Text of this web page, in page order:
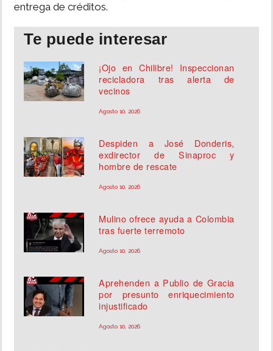
entrega de créditos.
Te puede interesar
¡Ojo en Chilibre! Inspeccionan
recicladora tras alerta de
vecinos
Agosto 10, 2026
Despiden a José Donderis,
exdirector de Sinaproc y
hombre de rescate
Agosto 10, 2026
Mulino ofrece ayuda a Colombia
tras fuerte terremoto
Agosto 10, 2026
Aprehenden a Publio de Gracia
por presunto enriquecimiento
injustificado
Agosto 10, 2026